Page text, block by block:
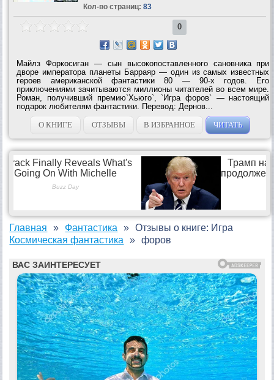
Кол-во страниц: 83
0
Майлз Форкосиган — сын высокопоставленного сановника при
дворе императора планеты Барраяр — один из самых известных
героев американской фантастики 80 — 90-х годов. Его
приключениями зачитываются миллионы читателей во всем мире.
Роман, получивший премию`Хьюго`, `Игра форов` — настоящий
подарок любителям фантастики. Перевод: Дернов...
О КНИГЕ
ОТЗЫВЫ В ИЗБРАННОЕ ЧИТАТЬ
Главная
Фантастика
Космическая фантастика
Отзывы о книге: Игра
форов